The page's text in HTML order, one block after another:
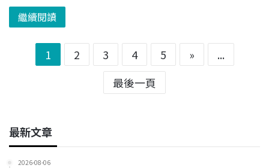
繼續閱讀
1 2 3 4 5 »
...
最後一頁
最新文章
2026-08-06